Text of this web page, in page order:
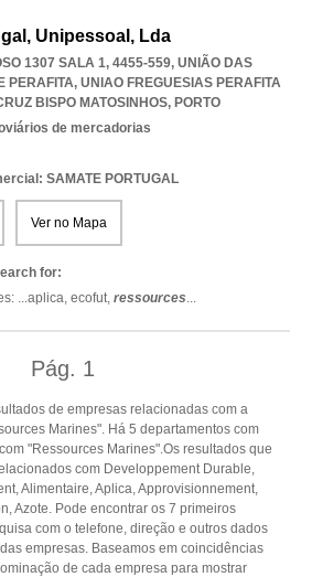
Unipessoal, Lda
1307 SALA 1, 4455-559, UNIÃO DAS
PERAFITA, UNIAO FREGUESIAS PERAFITA
BISPO MATOSINHOS, PORTO
de mercadorias
SAMATE PORTUGAL
Ver no Mapa
for:
...aplica, ecofut, ressources...
Pág. 1
de empresas relacionadas com a
Marines". Há 5 departamentos com
"Ressources Marines".Os resultados que
com Developpement Durable,
Alimentaire, Aplica, Approvisionnement,
Azote. Pode encontrar os 7 primeiros
com o telefone, direção e outros dados
empresas. Baseamos em coincidências
de cada empresa para mostrar